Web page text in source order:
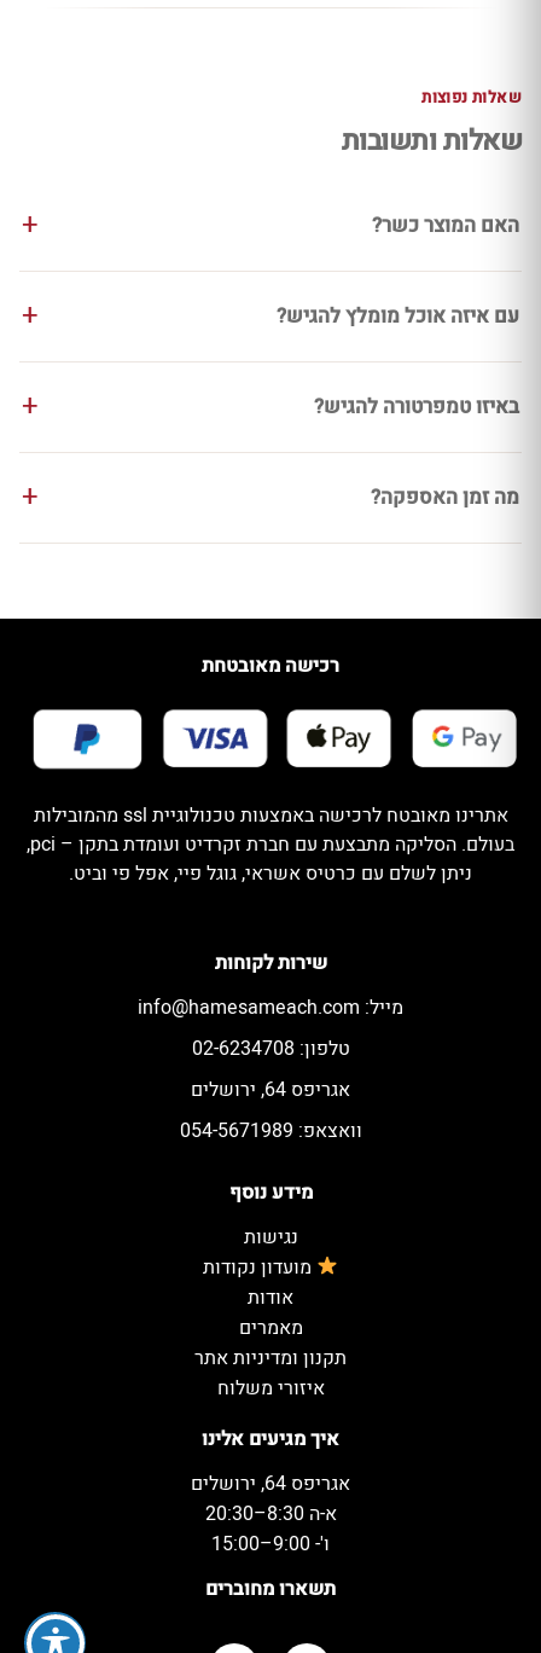
שאלות נפוצות
שאלות ותשובות
האם המוצר כשר?
עם איזה אוכל מומלץ להגיש?
באיזו טמפרטורה להגיש?
מה זמן האספקה?
איך מגיעים אלינו
אגריפס 64, ירושלים
א-ה 8:30–20:30
ו'- 9:00–15:00
תשארו מחוברים
מידע נוסף
נגישות
מועדון נקודות
אודות
מאמרים
תקנון ומדיניות אתר
איזורי משלוח
שירות לקוחות
מייל: info@hamesameach.com
טלפון: 02-6234708
אגריפס 64, ירושלים
וואצאפ: 054-5671989
רכישה מאובטחת
אתרינו מאובטח לרכישה באמצעות טכנולוגיית ssl מהמובילות
בעולם. הסליקה מתבצעת עם חברת זקרדיט ועומדת בתקן – pci,
ניתן לשלם עם כרטיס אשראי, גוגל פיי, אפל פי וביט.